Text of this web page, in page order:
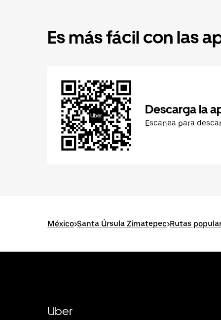
Es más fácil con las
Descarga la
Escanea para
México>Santa Úrsula Zimatepec>Rutas
Uber